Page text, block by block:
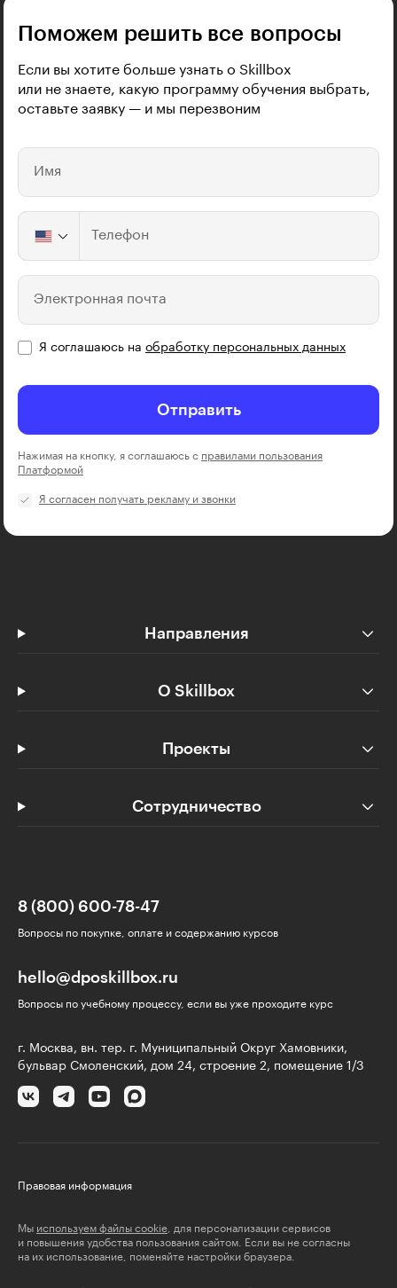
Поможем решить все вопросы
Если вы хотите больше узнать о Skillbox
или не знаете, какую программу обучения выбрать,
оставьте заявку — и мы перезвоним
Имя
Телефон
Электронная почта
Я соглашаюсь на обработку персональных данных
Отправить
Нажимая на кнопку, я соглашаюсь с правилами пользования
Платформой
Я согласен получать рекламу и звонки
Направления
О Skillbox
Проекты
Сотрудничество
8 (800) 600-78-47
Вопросы по покупке, оплате и содержанию курсов
hello@dposkillbox.ru
Вопросы по учебному процессу, если вы уже проходите курс
г. Москва, вн. тер. г. Муниципальный Округ Хамовники,
бульвар Смоленский, дом 24, строение 2, помещение 1/3
Правовая информация
Мы используем файлы cookie , для персонализации сервисов
и повышения удобства пользования сайтом. Если вы не согласны
на их использование, поменяйте настройки браузера.